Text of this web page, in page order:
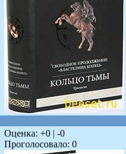
Оценка: +0 | -0
Проголосовало: 0